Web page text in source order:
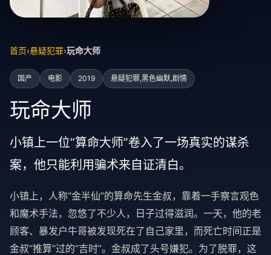
首页›悬疑犯罪›玩命大师
国产 电影 2019 悬疑犯罪,黑色幽默,剧情
玩命大师
小镇上一位“算命大师”卷入了一场真实的谋杀
案，他只能利用骗术来自证清白。
小镇上，人称“金半仙”的算命先生金叔，靠着一手察言观色
和魔术手法，忽悠了不少人，日子过得滋润。一天，他的老
顾客、暴发户牛哥被发现死在了自己家里，而死亡时间正是
金叔“推算”过的“吉时”。金叔成了头号嫌犯。为了脱罪，这